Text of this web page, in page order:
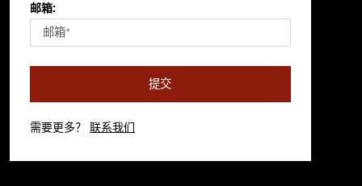
邮箱:
提交
需要更多？ 联系我们